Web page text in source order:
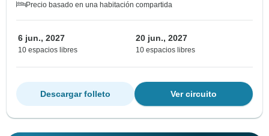
Precio basado en una habitación compartida
6 jun., 2027
10 espacios libres
20 jun., 2027
10 espacios libres
Ver circuito
Descargar folleto